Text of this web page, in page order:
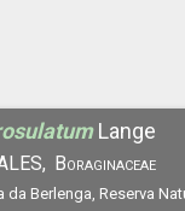
Lange
Boraginaceae
da Berlenga, Reserva